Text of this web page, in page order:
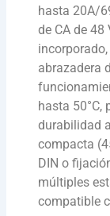
hasta 20A/
de CA de
abrazadera
hasta
durabilidad
compacta
DIN o
múltiples
compatible